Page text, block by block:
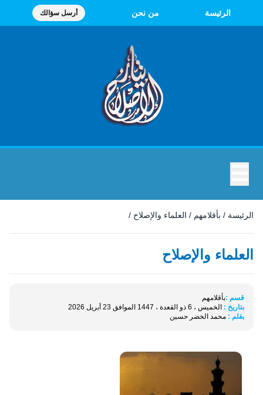
الرئيسة من نحن أرسل سؤالك
الرئيسة / بأقلامهم / العلماء والإصلاح /
العلماء والإصلاح
قسم :بأقلامهم
بتاريخ : الخميس ، 6 ذو القعدة ، 1447 الموافق 23 أبريل 2026
بقلم : محمد الخضر حسين